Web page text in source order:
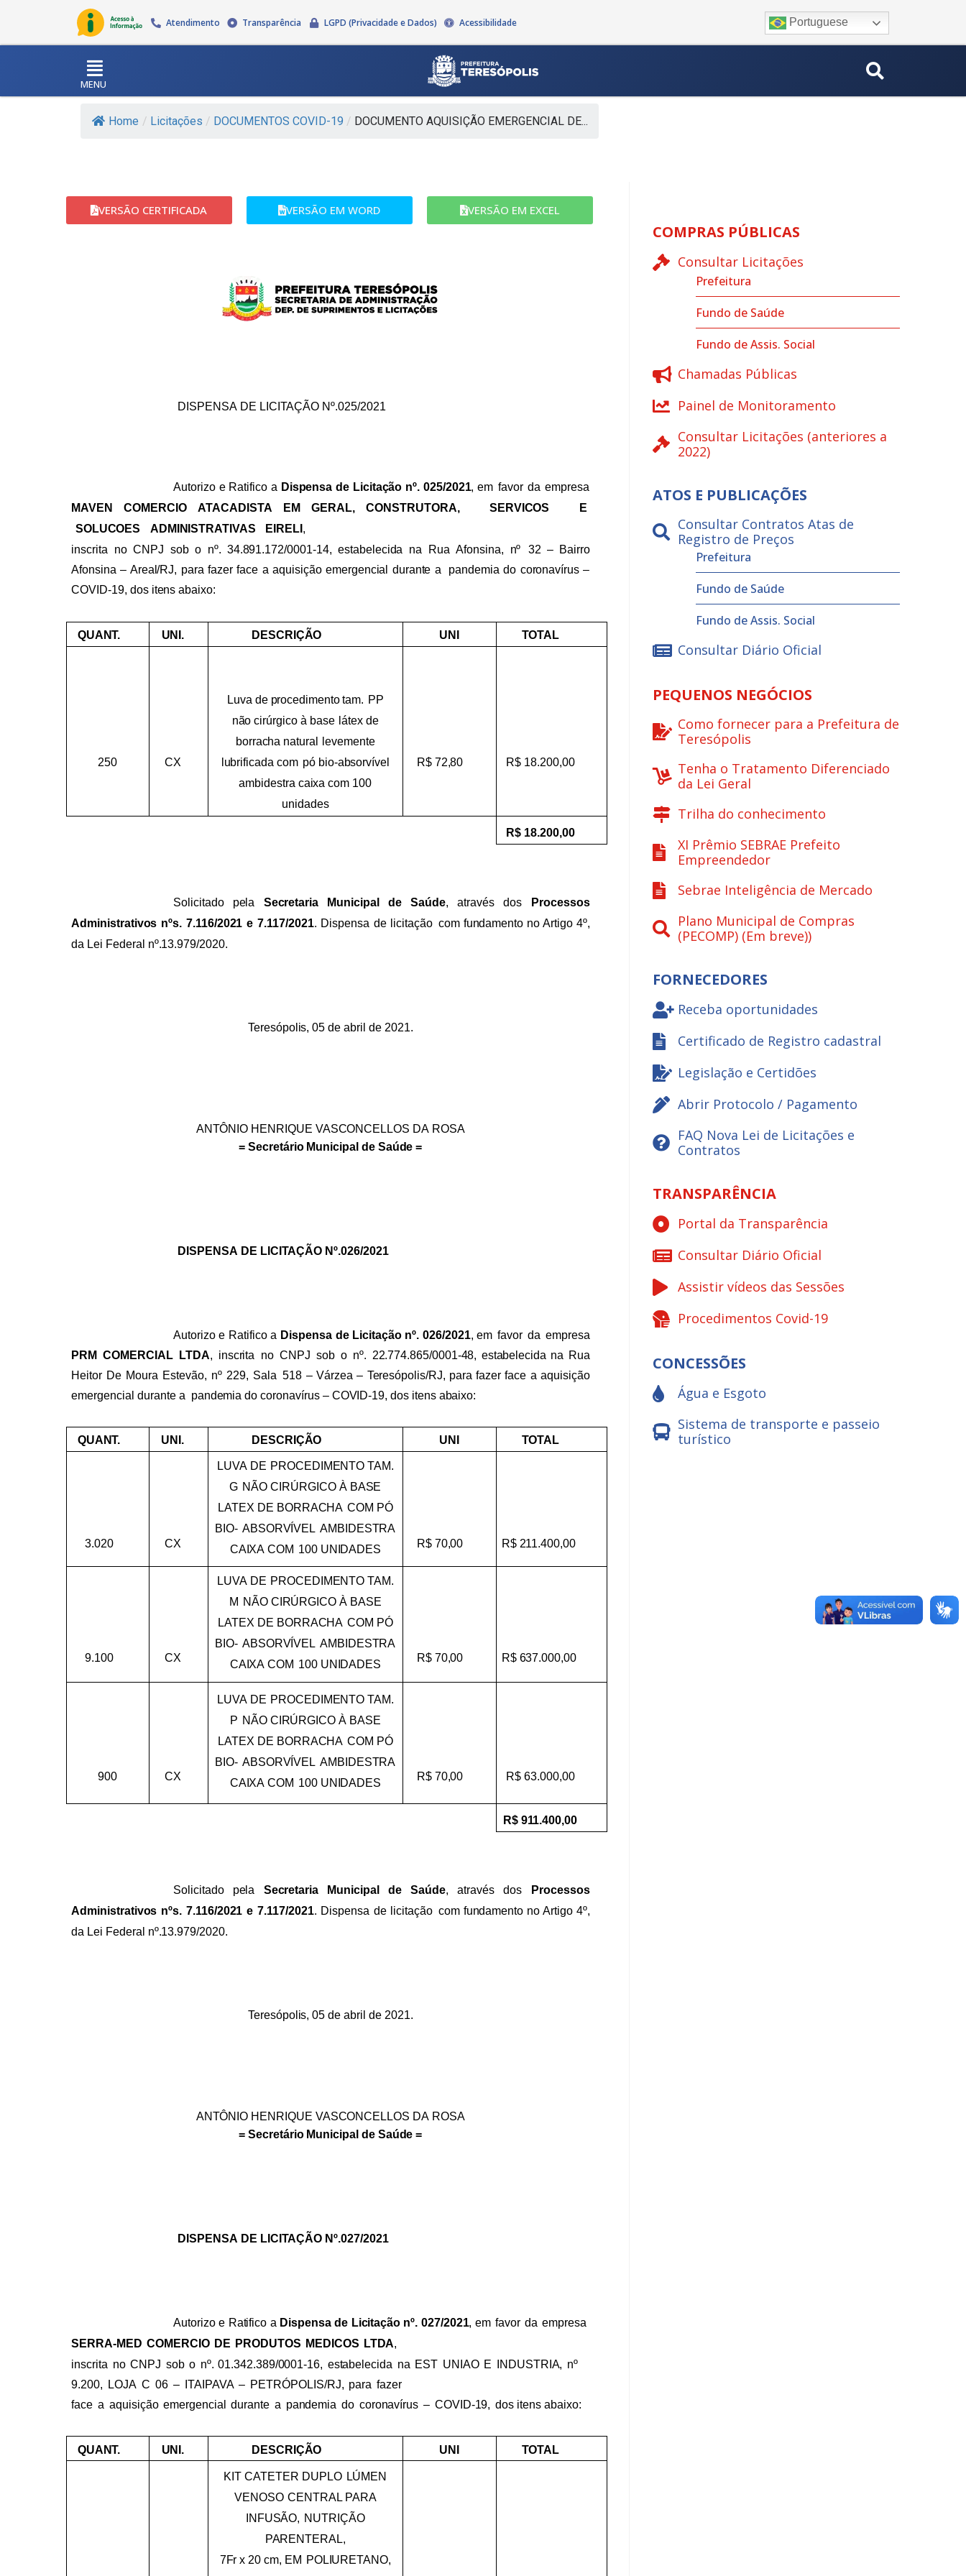
Atendimento Transparência LGPD (Privacidade e Dados) Acessibilidade Portuguese
MENU
Home / Licitações / DOCUMENTOS COVID-19 / DOCUMENTO AQUISIÇÃO EMERGENCIAL DE...
VERSÃO CERTIFICADA VERSÃO EM WORD​ VERSÃO EM EXCEL
DISPENSA DE LICITAÇÃO Nº.025/2021
Autorizo e Ratifico a Dispensa de Licitação nº. 025/2021, em favor da empresa
MAVEN
COMERCIO ATACADISTA EM GERAL, CONSTRUTORA, SERVICOS
E
SOLUCOES
ADMINISTRATIVAS EIRELI ,
inscrita
no CNPJ sob o nº. 34.891.172/0001-14, estabelecida na Rua Afonsina, nº 32 – Bairro
Afonsina– Areal/RJ, para fazer face a aquisição emergencial durante a pandemia do coronavírus–
COVID-19, dos itens abaixo:
QUANT. UNI. DESCRIÇÃO UNI TOTAL
250 CX
Luva deprocedimento tam. PP
não cirúrgico à base látex de
borracha natural
levemente
lubrificada com pó bio-absorvível
ambidestra caixa com 100
unidades
R$ 72,80 R$ 18.200,00
R$ 18.200,00
Solicitado pela Secretaria Municipal de Saúde, através dos
Processos
Administrativos nºs. 7.116/2021 e 7.117/2021. Dispensa de licitação comfundamento noArtigo 4º,
da Lei Federal nº.13.979/2020.
Teresópolis, 05 de abril de 2021.
ANTÔNIO HENRIQUE VASCONCELLOS DA ROSA
= Secretário Municipal de Saúde =
DISPENSA DE LICITAÇÃO Nº.026/2021
Autorizo e Ratifico a Dispensa de Licitação nº. 026/2021, em favor da empresa
PRM
COMERCIAL LTDA, inscrita no CNPJ sob o nº. 22.774.865/0001-48, estabelecida na Rua
Heitor De Moura Estevão, nº 229, Sala 518 – Várzea – Teresópolis/RJ, para fazer face a aquisição
emergencial durante a pandemia do coronavírus– COVID-19, dos itens abaixo:
QUANT. UNI. DESCRIÇÃO UNI TOTAL
3.020 CX
LUVA DE PROCEDIMENTO TAM.
G NÃO CIRÚRGICOÀ BASE
LATEX DE BORRACHA COM PÓ
BIO- ABSORVÍVEL AMBIDESTRA
CAIXA COM 100 UNIDADES R$ 70,00 R$ 211.400,00
9.100 CX
LUVA DE PROCEDIMENTO TAM.
M NÃO CIRÚRGICO À BASE
LATEX DE BORRACHA COM PÓ
BIO- ABSORVÍVEL AMBIDESTRA
CAIXA COM 100 UNIDADES
R$ 70,00 R$ 637.000,00
900 CX
LUVA DE PROCEDIMENTO TAM.
P NÃO CIRÚRGICO À BASE
LATEX DE BORRACHA COM PÓ
BIO- ABSORVÍVEL AMBIDESTRA
CAIXA COM 100 UNIDADES
R$ 70,00 R$ 63.000,00
R$ 911.400,00
Solicitado pela Secretaria Municipal de Saúde, através dos
Processos
Administrativos nºs. 7.116/2021 e 7.117/2021. Dispensa de licitação comfundamento noArtigo 4º,
da Lei Federal nº.13.979/2020.
Teresópolis, 05 de abril de 2021.
ANTÔNIO HENRIQUE VASCONCELLOS DA ROSA
= Secretário Municipal de Saúde =
DISPENSA DE LICITAÇÃO Nº.027/2021
Autorizo e Ratifico a Dispensa de Licitação nº. 027/2021, em favor da empresa
SERRA-MED COMERCIO DE PRODUTOS MEDICOS LTDA,
inscrita no CNPJ sob o nº. 01.342.389/0001-16, estabelecida na EST UNIAO E INDUSTRIA, nº
9.200,
LOJA C 06 – ITAIPAVA – PETRÓPOLIS/RJ, para fazer
face a aquisição emergencial durante a pandemia do coronavírus – COVID-19, dos itens abaixo:
QUANT. UNI. DESCRIÇÃO UNI TOTAL
KITCATETER DUPLO LÚMEN
VENOSO CENTRAL PARA
INFUSÃO, NUTRIÇÃO
PARENTERAL,
7Frx 20 cm, EM POLIURETANO,
COMPRAS PÚBLICAS
Consultar Licitações
Prefeitura
Fundo de Saúde
Fundo de Assis. Social
Chamadas Públicas
Painel de Monitoramento
Consultar Licitações (anteriores a
2022)
ATOS E PUBLICAÇÕES
Consultar Contratos Atas de
Registro de Preços
Prefeitura
Fundo de Saúde
Fundo de Assis. Social
Consultar Diário Oficial
PEQUENOS NEGÓCIOS
Como fornecer para a Prefeitura de
Teresópolis
Tenha o Tratamento Diferenciado
da Lei Geral
Trilha do conhecimento
XI Prêmio SEBRAE Prefeito
Empreendedor
Sebrae Inteligência de Mercado
Plano Municipal de Compras
(PECOMP) (Em breve))
FORNECEDORES
Receba oportunidades
Certificado de Registro cadastral
Legislação e Certidões
Abrir Protocolo / Pagamento
FAQ Nova Lei de Licitações e
Contratos
TRANSPARÊNCIA
Portal da Transparência
Consultar Diário Oficial
Assistir vídeos das Sessões
Procedimentos Covid-19
CONCESSÕES
Água e Esgoto
Sistema de transporte e passeio
turístico